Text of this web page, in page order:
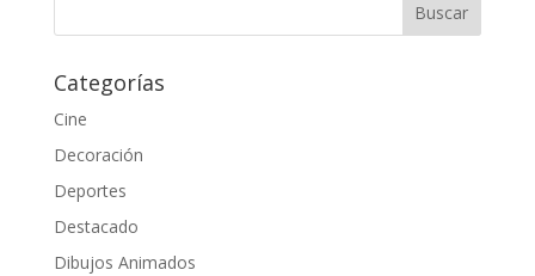
Categorías
Cine
Decoración
Deportes
Destacado
Dibujos Animados